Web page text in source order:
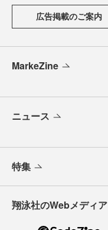
広告掲載のご案内
MarkeZine
ニュース
特集
翔泳社のWebメディア